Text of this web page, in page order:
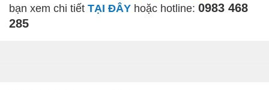
bạn xem chi tiết TẠI ĐÂY hoặc hotline: 0983 468
285